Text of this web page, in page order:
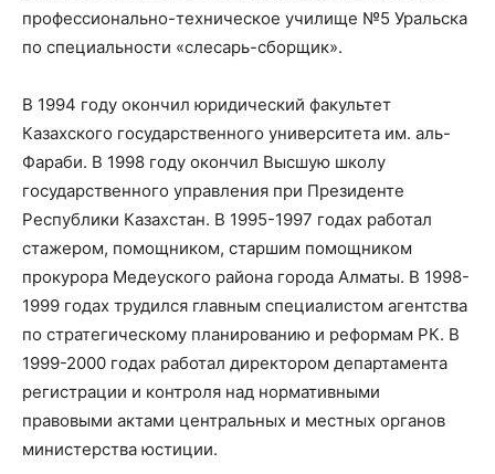
профессионально-техническое училище №5 Уральска
по специальности «слесарь-сборщик».
В 1994 году окончил юридический факультет
Казахского государственного университета им. аль-
Фараби. В 1998 году окончил Высшую школу
государственного управления при Президенте
Республики Казахстан. В 1995-1997 годах работал
стажером, помощником, старшим помощником
прокурора Медеуского района города Алматы. В 1998-
1999 годах трудился главным специалистом агентства
по стратегическому планированию и реформам РК. В
1999-2000 годах работал директором департамента
регистрации и контроля над нормативными
правовыми актами центральных и местных органов
министерства юстиции.